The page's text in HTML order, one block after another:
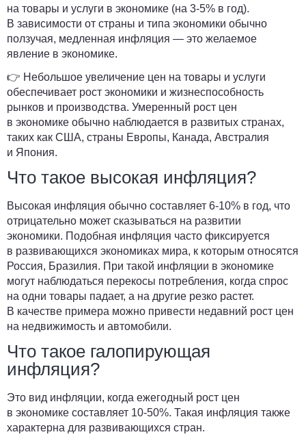
на товары и услуги в экономике (на 3-5% в год).
В зависимости от страны и типа экономики обычно
ползучая, медленная инфляция — это желаемое
явление в экономике.
👉 Небольшое увеличение цен на товары и услуги
обеспечивает рост экономики и жизнеспособность
рынков и производства. Умеренный рост цен
в экономике обычно наблюдается в развитых странах,
таких как США, страны Европы, Канада, Австралия
и Япония.
Что такое высокая инфляция?
Высокая инфляция обычно составляет 6-10% в год, что
отрицательно может сказываться на развитии
экономики. Подобная инфляция часто фиксируется
в развивающихся экономиках мира, к которым относятся
Россия, Бразилия. При такой инфляции в экономике
могут наблюдаться перекосы потребления, когда спрос
на одни товары падает, а на другие резко растет.
В качестве примера можно привести недавний рост цен
на недвижимость и автомобили.
Что такое галопирующая
инфляция?
Это вид инфляции, когда ежегодный рост цен
в экономике составляет 10-50%. Такая инфляция также
характерна для развивающихся стран.